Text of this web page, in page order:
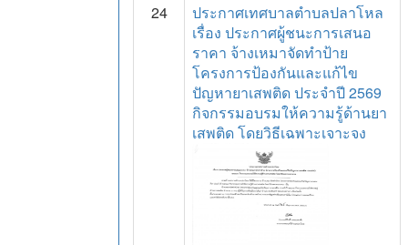
24
ประกาศเทศบาลตำบลปลาโหล
เรื่อง ประกาศผู้ชนะการเสนอ
ราคา จ้างเหมาจัดทำป้าย
โครงการป้องกันและแก้ไข
ปัญหายาเสพติด ประจำปี 2569
กิจกรรมอบรมให้ความรู้ด้านยา
เสพติด โดยวิธีเฉพาะเจาะจง